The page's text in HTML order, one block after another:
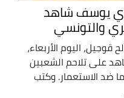
يوسف شاهد
والتونسي
اليوم الأربعاء،
على تلاحم الشعبين
ضد الاستعمار. وكتب